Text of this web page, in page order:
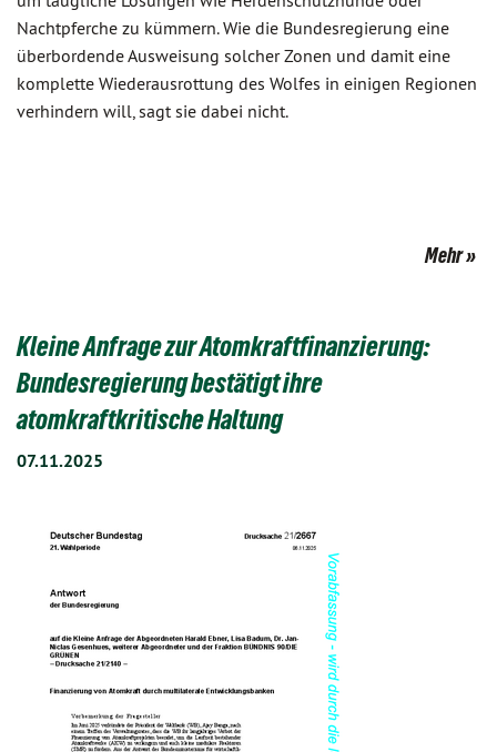
Nachtpferche zu kümmern. Wie die Bundesregierung eine
überbordende Ausweisung solcher Zonen und damit eine
komplette Wiederausrottung des Wolfes in einigen Regionen
verhindern will, sagt sie dabei nicht.
Mehr
Kleine Anfrage zur Atomkraftfinanzierung:
Bundesregierung bestätigt ihre
atomkraftkritische Haltung
07.11.2025